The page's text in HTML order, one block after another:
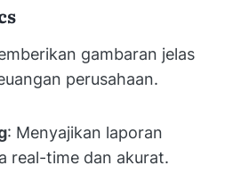
gambaran jelas
perusahaan.
: Menyajikan laporan
real-time dan akurat.